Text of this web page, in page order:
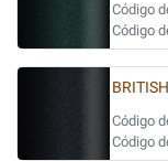
Código
Código
Código
Código